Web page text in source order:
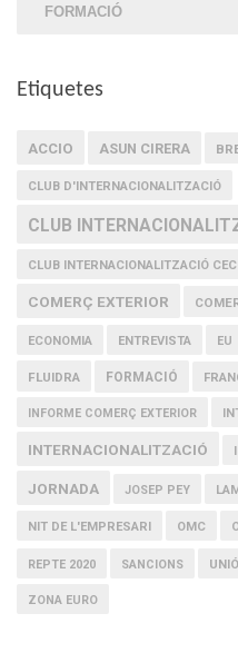
FORMACIÓ
Etiquetes
ACCIO ASUN CIRERA
CLUB D'INTERNACIONALITZACIÓ
CLUB
CLUB INTERNACIONALITZACIÓ
COMERÇ EXTERIOR
ECONOMIA ENTREVISTA EU
FLUIDRA FORMACIÓ
INFORME COMERÇ EXTERIOR
INTERNACIONALITZACIÓ
JORNADA JOSEP PEY
NIT DE L'EMPRESARI OMC
REPTE 2020 SANCIONS
ZONA EURO